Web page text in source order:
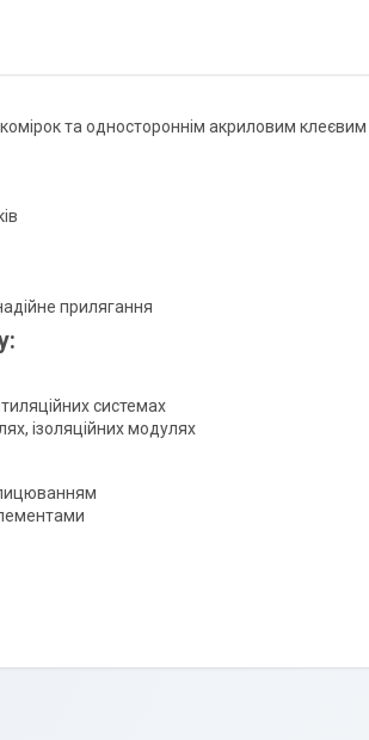
комірок та одностороннім акриловим
прилягання
системах
ізоляційних модулях